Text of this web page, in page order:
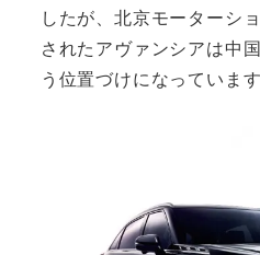
したが、北京モーターシ
されたアヴァンシアは中
う位置づけになっています